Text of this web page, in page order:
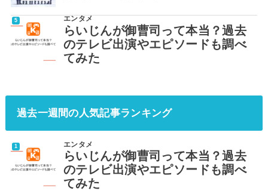
エンタメ
らいじんが御曹司って本当？過去
のテレビ出演やエピソードも調べ
てみた
過去一週間の人気記事ランキング
エンタメ
らいじんが御曹司って本当？過去
のテレビ出演やエピソードも調べ
てみた